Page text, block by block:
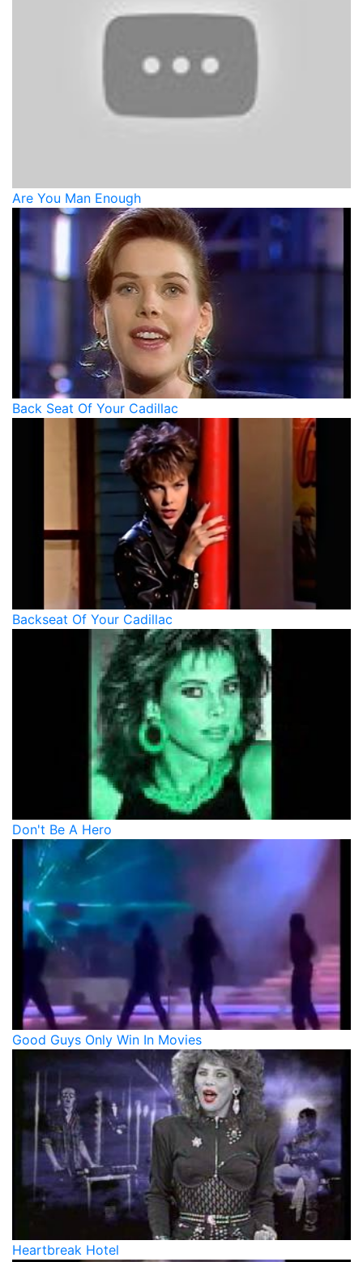
Are You Man Enough
Back Seat Of Your Cadillac
Backseat Of Your Cadillac
Don't Be A Hero
Good Guys Only Win In Movies
Heartbreak Hotel